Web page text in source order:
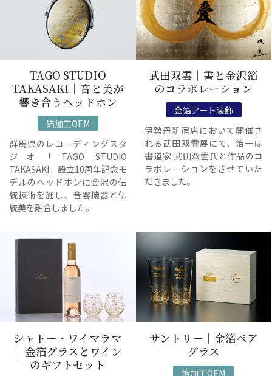
TAGO STUDIO
TAKASAKI｜音と美が
響き合うヘッドホン
箔加工OEM
群馬県のレコーディングスタ
ジオ「TAGO STUDIO
TAKASAKI」設立10周年記念モ
デルのヘッドホンに金沢の伝
統技術を施し、音響機器と伝
統美を融合しました。
武田双雲｜書と金沢箔
のコラボレーション
金箔アート装飾
伊勢丹新宿店において開催さ
れる武田双雲展にて、箔一は
書道家 武田双雲氏と作品のコ
ラボレーションをさせていた
だきました。
シャトー・ワイマラマ
｜金箔グラスとワイン
のギフトセット
サントリー｜金箔ペア
グラス
箔加工OEM